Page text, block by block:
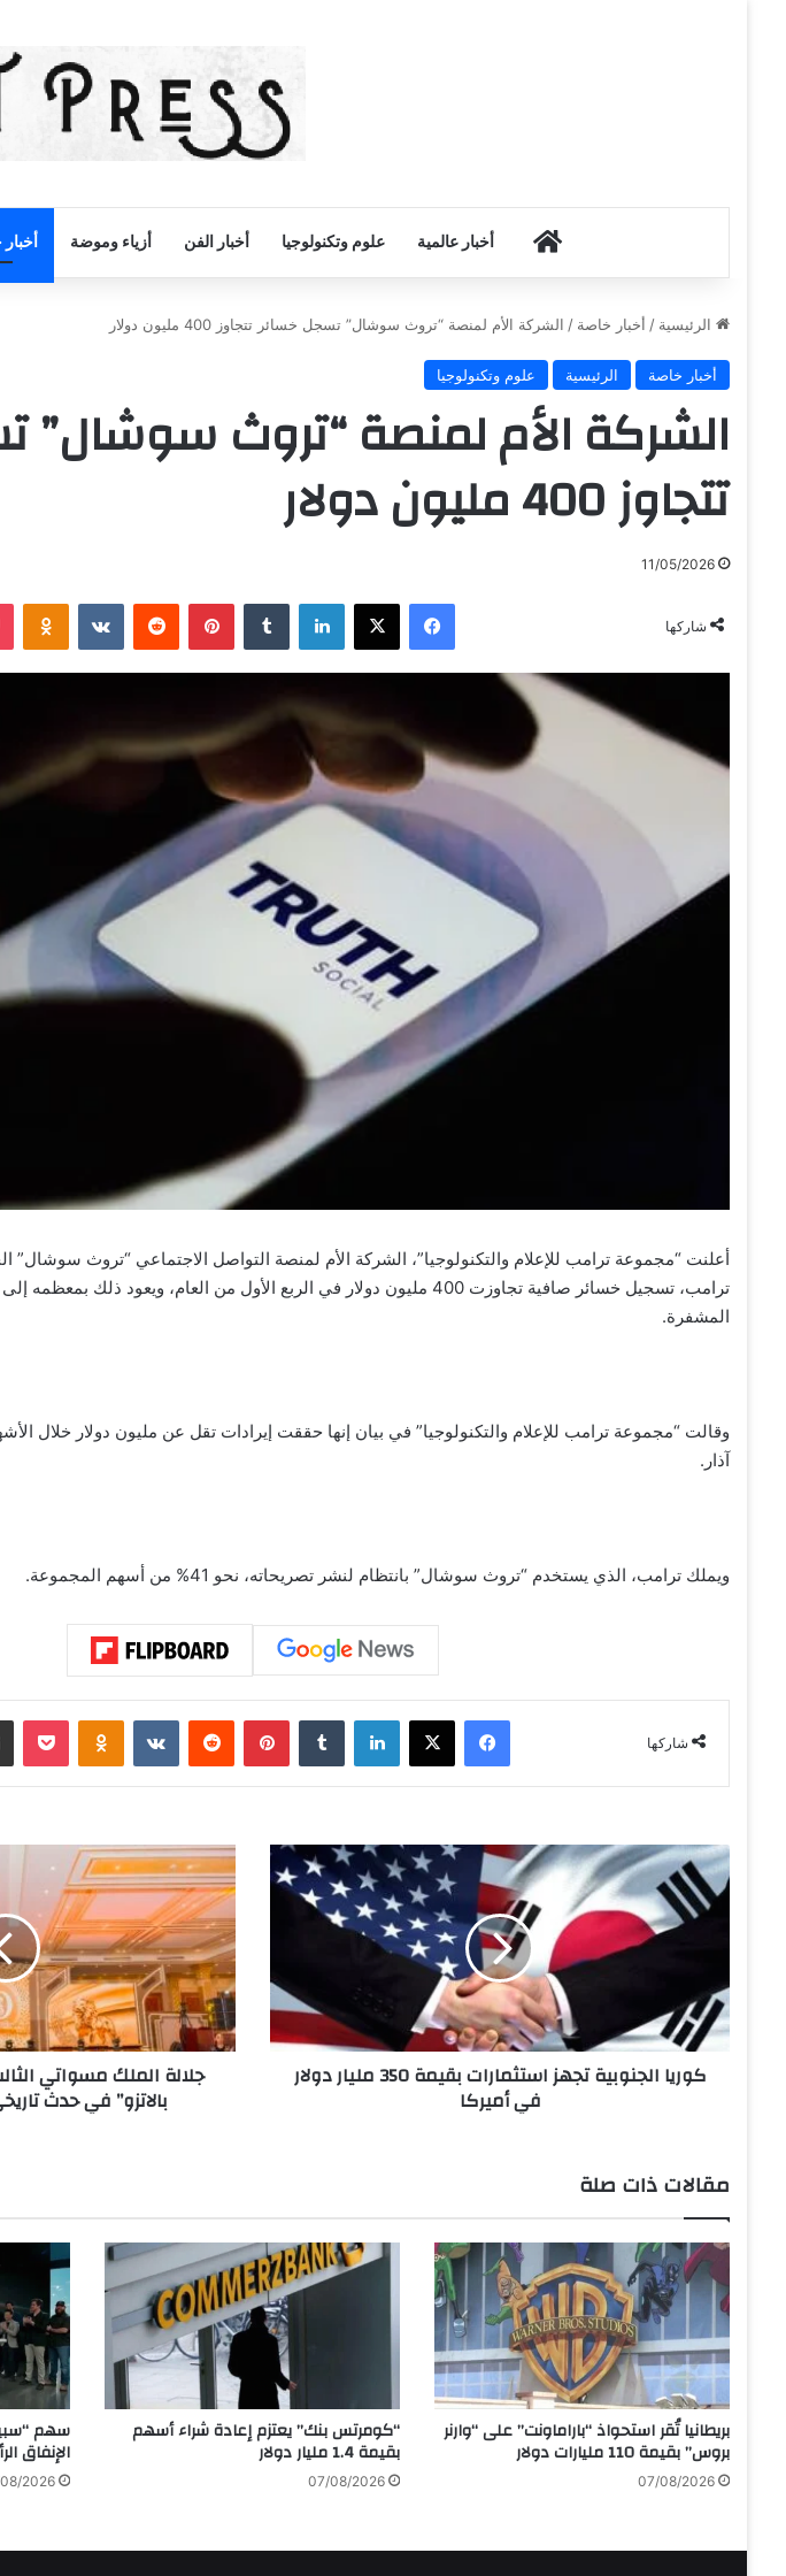
أخبار الكويت
أخبار عالمية علوم وتكنولوجيا أخبار الفن أزياء وموضة
الرئيسية / أخبار خاصة / الشركة الأم لمنصة “تروث سوشال” تسجل خسائر تتجاوز 400 مليون دولار
أخبار خاصة الرئيسية علوم وتكنولوجيا
الشركة الأم لمنصة “تروث سوشال”
تتجاوز 400 مليون دولار
11/05/2026
شاركها
فيسبوك ‫X لينكدإن ‏Tumblr بينتيريست ‏Reddit
‏VKontakte
Odnoklassniki
أعلنت “مجموعة ترامب للإعلام والتكنولوجيا”، الشركة الأم لمنصة التواصل الاجتماعي “تروث سوشال”
ترامب، تسجيل خسائر صافية تجاوزت 400 مليون دولار في الربع الأول من العام، ويعود
المشفرة.
آذار.
ويملك ترامب، الذي يستخدم “تروث سوشال” بانتظام لنشر تصريحاته، نحو 41% من أسهم المجموعة.
شاركها
فيسبوك ‫X لينكدإن ‏Tumblr بينتيريست ‏Reddit
‏VKontakte
Odnoklassniki
‫Pocket
ك
و
ل
ج
ج
ه
ز
س
ت
ث
م
ر
ا
ت
ب
م
كوريا الجنوبية تجهز استثمارات بقيمة 350 مليار دولار
في أميركا
ج
ل
ل
ة
ا
ل
م
ل
ي
ا
ل
ث
ا
ل
ث
ي
ف
ت
م
جلالة الملك مسواتي
بالاتزو” في حدث
مقالات ذات صلة
بريطانيا تُقر استحواذ “باراماونت” على “وارنر
بروس” بقيمة 110 مليارات دولار
07/08/2026
“كومرتس بنك” يعتزم إعادة شراء أسهم
بقيمة 1.4 مليار دولار
07/08/2026
الإنفاق
2026